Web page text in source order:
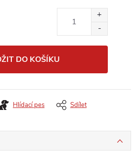
DO KOŠÍKU
Hlídací pes Sdílet